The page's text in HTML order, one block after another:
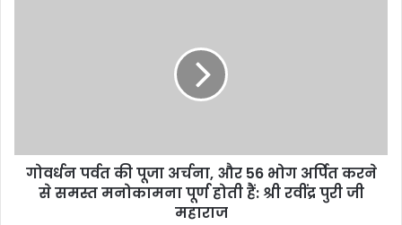
गोवर्धन पर्वत की पूजा अर्चना, और 56 भोग अर्पित करने
से समस्त मनोकामना पूर्ण होती हैं: श्री रवींद्र पुरी जी
महाराज